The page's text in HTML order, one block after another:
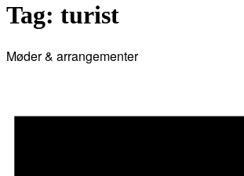
Tag: turist
Møder & arrangementer